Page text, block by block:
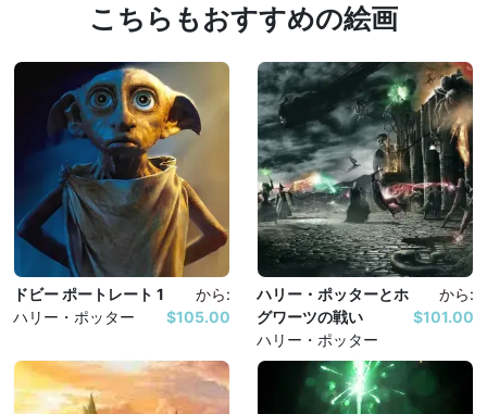
こちらもおすすめの絵画
ドビー ポートレート 1
ハリー・ポッター
から:
$105.00
ハリー・ポッターとホ
グワーツの戦い
ハリー・ポッター
から:
$101.00